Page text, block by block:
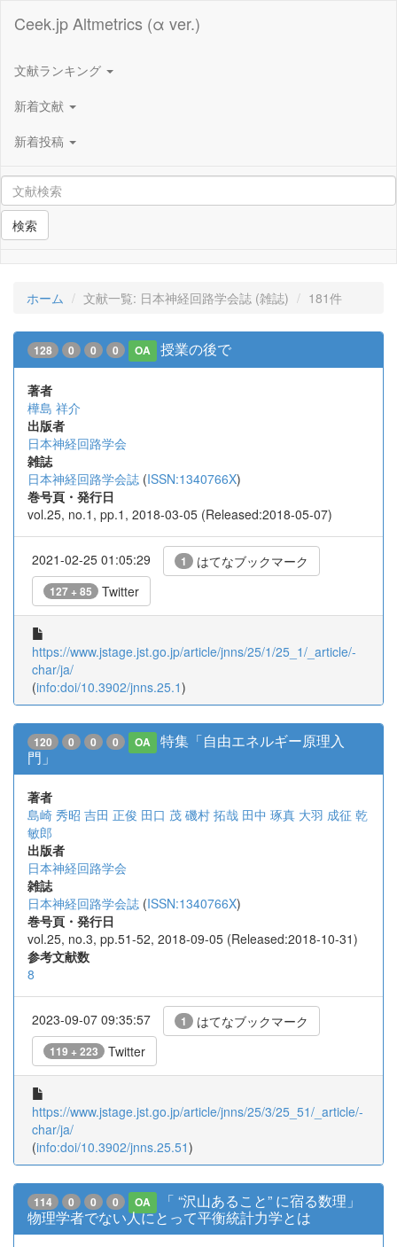
Ceek.jp Altmetrics (α ver.)
文献ランキング
新着文献
新着投稿
検索
ホーム 文献一覧: 日本神経回路学会誌 (雑誌) 181件
128 0 0 0 OA 授業の後で
著者
樺島 祥介
出版者
日本神経回路学会
雑誌
日本神経回路学会誌 (ISSN:1340766X)
巻号頁・発行日
vol.25, no.1, pp.1, 2018-03-05 (Released:2018-05-07)
2021-02-25 01:05:29 1 はてなブックマーク
127 + 85 Twitter
https://www.jstage.jst.go.jp/article/jnns/25/1/25_1/_article/-
char/ja/
(info:doi/10.3902/jnns.25.1)
120 0 0 0 OA
特集「自由エネルギー原理入
門」
著者
島崎 秀昭 吉田 正俊 田口 茂 磯村 拓哉 田中 琢真 大羽 成征 乾
敏郎
出版者
日本神経回路学会
雑誌
日本神経回路学会誌 (ISSN:1340766X)
巻号頁・発行日
vol.25, no.3, pp.51-52, 2018-09-05 (Released:2018-10-31)
参考文献数
8
2023-09-07 09:35:57 1 はてなブックマーク
119 + 223 Twitter
https://www.jstage.jst.go.jp/article/jnns/25/3/25_51/_article/-
char/ja/
(info:doi/10.3902/jnns.25.51)
114 0 0 0 OA
「 “沢山あること” に宿る数理」
物理学者でない人にとって平衡統計力学とは